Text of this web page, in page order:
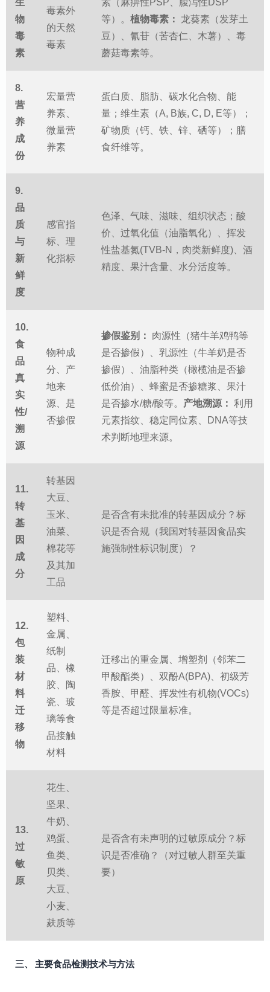
生
物
毒
素
毒素外
的天然
毒素
素（麻痹性PSP、腹泻性DSP
等）。 植物毒素：
龙葵素（发芽土
豆）、氰苷（苦杏仁、木薯）、毒
蘑菇毒素等。
8.
营
养
成
份
宏量营
养素、
微量营
养素
蛋白质、脂肪、碳水化合物、能
量；维生素（A, B族, C, D, E等）；
矿物质（钙、铁、锌、硒等）；膳
食纤维等。
9.
品
质
与
新
鲜
度
感官指
标、理
化指标
色泽、气味、滋味、组织状态；酸
价、过氧化值（油脂氧化）、挥发
性盐基氮(TVB-N，肉类新鲜度)、酒
精度、果汁含量、水分活度等。
10.
食
品
真
实
性/
溯
源
物种成
分、产
地来
源、是
否掺假
掺假鉴别：
肉源性（猪牛羊鸡鸭等
是否掺假）、乳源性（牛羊奶是否
掺假）、油脂种类（橄榄油是否掺
低价油）、蜂蜜是否掺糖浆、果汁
是否掺水/糖/酸等。 产地溯源： 利用
元素指纹、稳定同位素、DNA等技
术判断地理来源。
11.
转
基
因
成
分
转基因
大豆、
玉米、
油菜、
棉花等
及其加
工品
是否含有未批准的转基因成分？标
识是否合规（我国对转基因食品实
施强制性标识制度）？
12.
包
装
材
料
迁
移
物
塑料、
金属、
纸制
品、橡
胶、陶
瓷、玻
璃等食
品接触
材料
迁移出的重金属、增塑剂（邻苯二
甲酸酯类）、双酚A(BPA)、初级芳
香胺、甲醛、挥发性有机物(VOCs)
等是否超过限量标准。
13.
过
敏
原
花生、
坚果、
牛奶、
鸡蛋、
鱼类、
贝类、
大豆、
小麦、
麸质等
是否含有未声明的过敏原成分？标
识是否准确？（对过敏人群至关重
要）
三、 主要食品检测技术与方法